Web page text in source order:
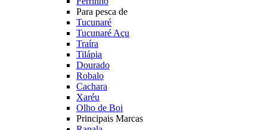
Para pesca de
Tucunaré
Tucunaré Açu
Traíra
Tilápia
Dourado
Robalo
Cachara
Xaréu
Olho de Boi
Principais Marcas